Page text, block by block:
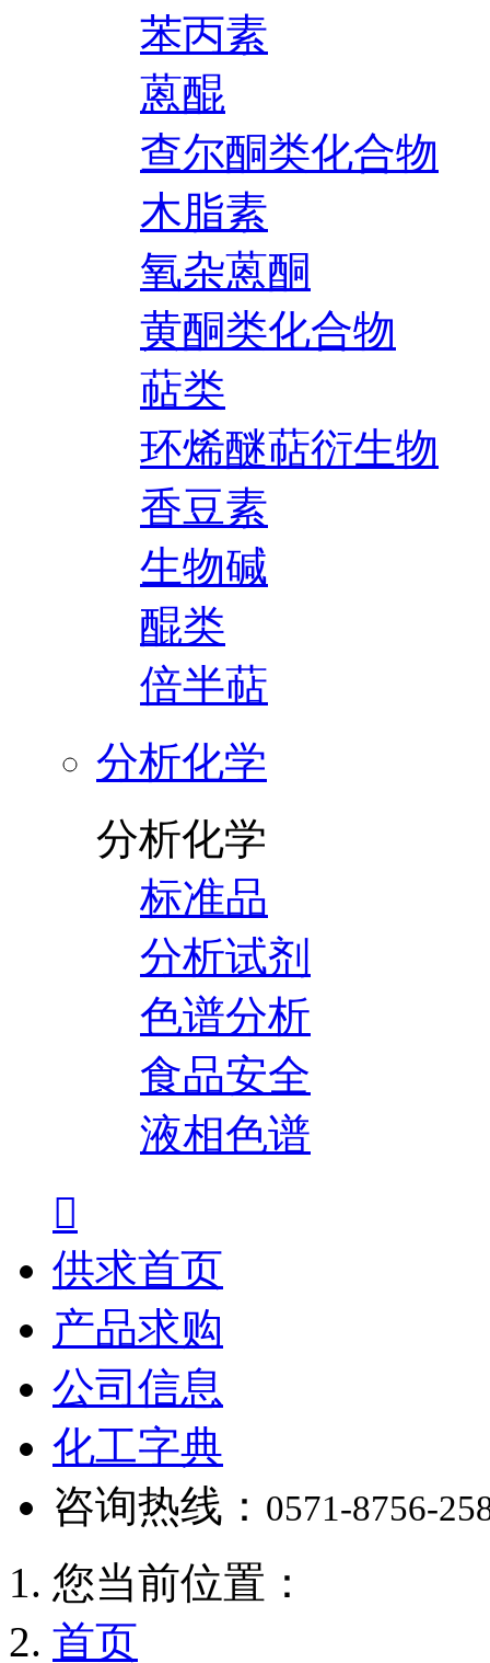
苯丙素
蒽醌
查尔酮类化合物
木脂素
氧杂蒽酮
黄酮类化合物
萜类
环烯醚萜衍生物
香豆素
生物碱
醌类
倍半萜
分析化学
分析化学
标准品
分析试剂
色谱分析
食品安全
液相色谱

供求首页
产品求购
公司信息
化工字典
咨询热线： 0571-8756-
您当前位置：
首页